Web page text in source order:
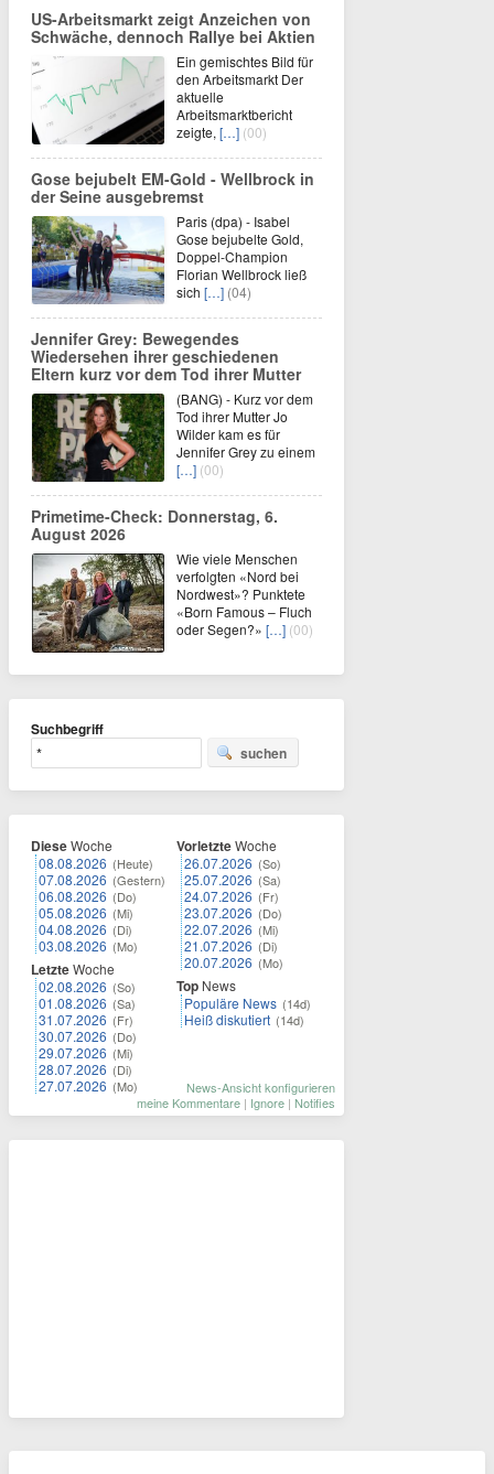
US-Arbeitsmarkt zeigt Anzeichen von
Schwäche, dennoch Rallye bei Aktien
Ein gemischtes Bild für
den Arbeitsmarkt Der
aktuelle
Arbeitsmarktbericht
zeigte, […] (00)
Gose bejubelt EM-Gold - Wellbrock in
der Seine ausgebremst
Paris (dpa) - Isabel
Gose bejubelte Gold,
Doppel-Champion
Florian Wellbrock ließ
sich […] (04)
Jennifer Grey: Bewegendes
Wiedersehen ihrer geschiedenen
Eltern kurz vor dem Tod ihrer Mutter
(BANG) - Kurz vor dem
Tod ihrer Mutter Jo
Wilder kam es für
Jennifer Grey zu einem
[…] (00)
Primetime-Check: Donnerstag, 6.
August 2026
Wie viele Menschen
verfolgten «Nord bei
Nordwest»? Punktete
«Born Famous – Fluch
oder Segen?» […] (00)
Suchbegriff
suchen
DieseWoche
08.08.2026 (Heute)
07.08.2026 (Gestern)
06.08.2026 (Do)
05.08.2026 (Mi)
04.08.2026 (Di)
03.08.2026 (Mo)
LetzteWoche
02.08.2026 (So)
01.08.2026 (Sa)
31.07.2026 (Fr)
30.07.2026 (Do)
29.07.2026 (Mi)
28.07.2026 (Di)
27.07.2026 (Mo)
VorletzteWoche
26.07.2026 (So)
25.07.2026 (Sa)
24.07.2026 (Fr)
23.07.2026 (Do)
22.07.2026 (Mi)
21.07.2026 (Di)
20.07.2026 (Mo)
Top News
Populäre News (14d)
Heiß diskutiert (14d)
News-Ansicht konfigurieren
meine Kommentare | Ignore | Notifies